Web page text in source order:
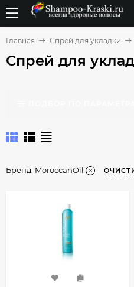
Главная Спрей для укладки
Спрей для
Бренд: MoroccanOil